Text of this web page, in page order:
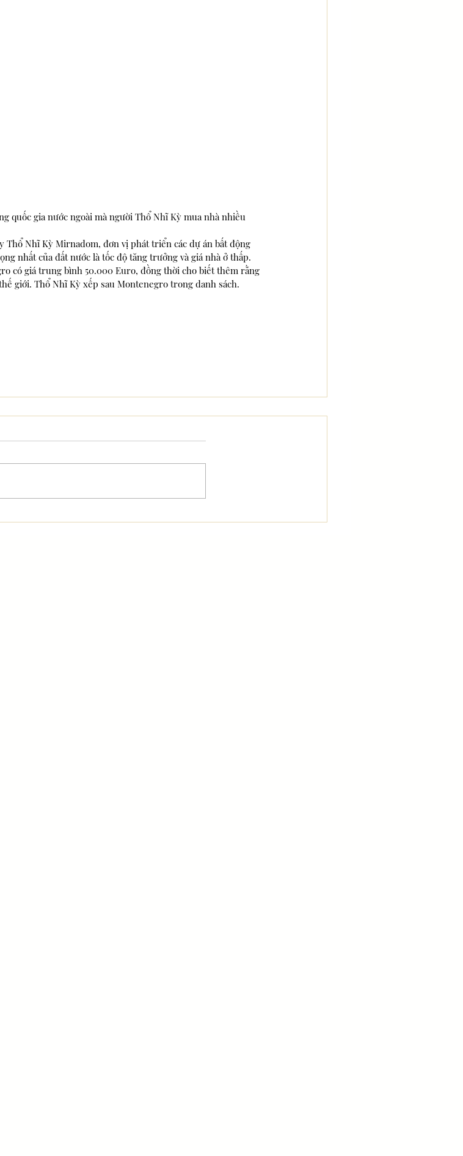
quốc gia nước ngoài mà người Thổ Nhĩ Kỳ mua nhà nhiều
Thổ Nhĩ Kỳ Mirnadom, đơn vị phát triển các dự án bất động
nhất của đất nước là tốc độ tăng trưởng và giá nhà ở thấp.
có giá trung bình 50.000 Euro, đồng thời cho biết thêm rằng
giới. Thổ Nhĩ Kỳ xếp sau Montenegro trong danh sách.